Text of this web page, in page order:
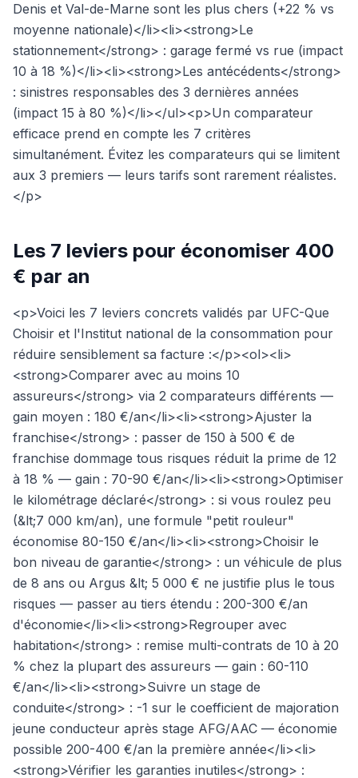
Denis et Val-de-Marne sont les plus chers (+22 % vs
moyenne nationale)</li><li><strong>Le
stationnement</strong> : garage fermé vs rue (impact
10 à 18 %)</li><li><strong>Les antécédents</strong>
: sinistres responsables des 3 dernières années
(impact 15 à 80 %)</li></ul><p>Un comparateur
efficace prend en compte les 7 critères
simultanément. Évitez les comparateurs qui se limitent
aux 3 premiers — leurs tarifs sont rarement réalistes.
</p>
Les 7 leviers pour économiser 400
€ par an
<p>Voici les 7 leviers concrets validés par UFC-Que
Choisir et l'Institut national de la consommation pour
réduire sensiblement sa facture :</p><ol><li>
<strong>Comparer avec au moins 10
assureurs</strong> via 2 comparateurs différents —
gain moyen : 180 €/an</li><li><strong>Ajuster la
franchise</strong> : passer de 150 à 500 € de
franchise dommage tous risques réduit la prime de 12
à 18 % — gain : 70-90 €/an</li><li><strong>Optimiser
le kilométrage déclaré</strong> : si vous roulez peu
(&lt;7 000 km/an), une formule "petit rouleur"
économise 80-150 €/an</li><li><strong>Choisir le
bon niveau de garantie</strong> : un véhicule de plus
de 8 ans ou Argus &lt; 5 000 € ne justifie plus le tous
risques — passer au tiers étendu : 200-300 €/an
d'économie</li><li><strong>Regrouper avec
habitation</strong> : remise multi-contrats de 10 à 20
% chez la plupart des assureurs — gain : 60-110
€/an</li><li><strong>Suivre un stage de
conduite</strong> : -1 sur le coefficient de majoration
jeune conducteur après stage AFG/AAC — économie
possible 200-400 €/an la première année</li><li>
<strong>Vérifier les garanties inutiles</strong> :